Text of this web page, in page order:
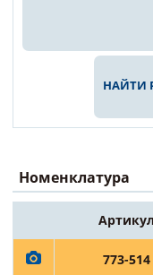
НАЙТИ
Номенклатура
Артикул
773-514